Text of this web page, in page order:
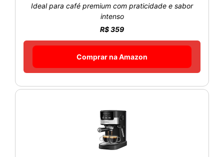
Ideal para café premium com praticidade e sabor
intenso
R$ 359
Comprar na Amazon